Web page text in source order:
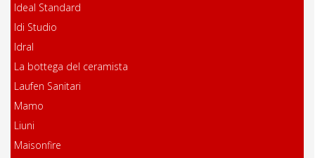
Ideal Standard
Idi Studio
Idral
La bottega del ceramista
Laufen Sanitari
Mamo
Liuni
Maisonfire